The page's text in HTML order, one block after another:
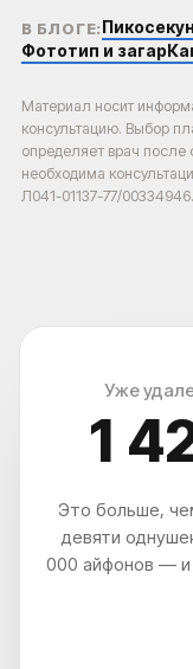
В БЛОГЕ:
Фототип и загар
Материал носит
консультацию. Выбор
определяет врач
необходима
Л041-01137-77/00334946.
Уже
1
Это больше,
девяти
000 айфонов — и